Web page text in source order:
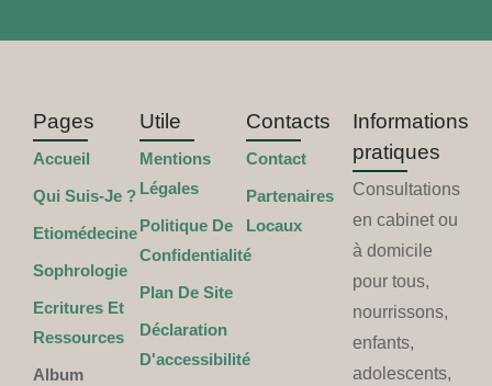
Pages
Accueil
Qui Suis-Je ?
Etiomédecine
Sophrologie
Ecritures Et
Ressources
Album
Utile
Mentions
Légales
Politique De
Confidentialité
Plan De Site
Déclaration
D'accessibilité
Contacts
Contact
Partenaires
Locaux
Informations
pratiques
Consultations
en cabinet ou
à domicile
pour tous,
nourrissons,
enfants,
adolescents,